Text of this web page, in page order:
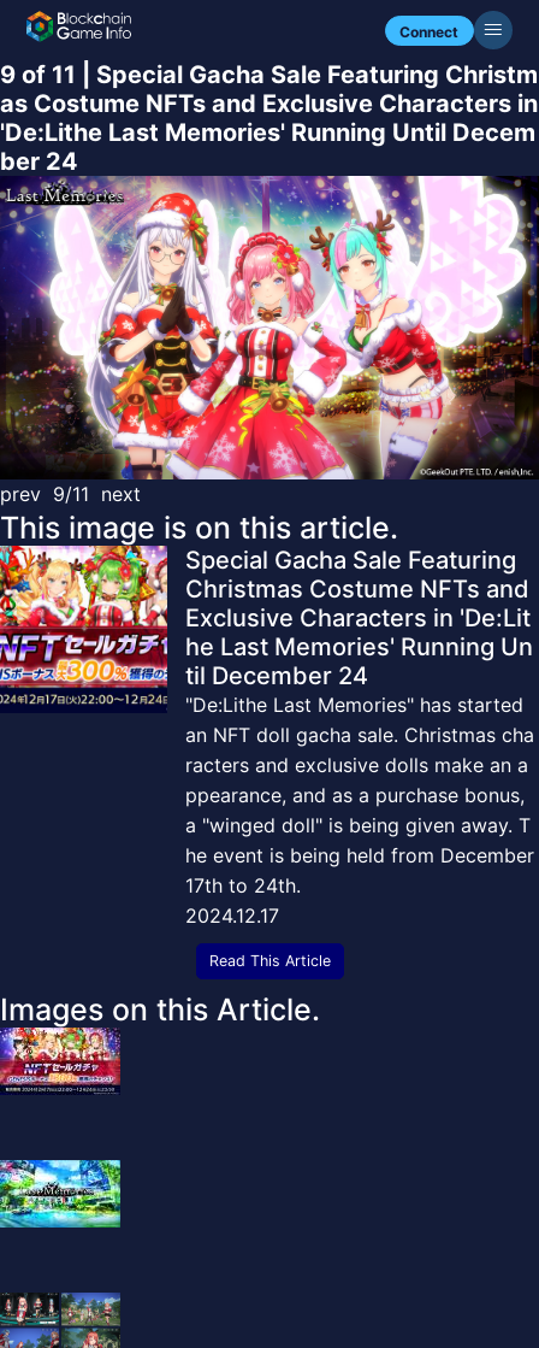
Connect
9 of 11 | Special Gacha Sale Featuring Christm
as Costume NFTs and Exclusive Characters in
'De:Lithe Last Memories' Running Until Decem
ber 24
prev 9/11 next
This image is on this article.
Special Gacha Sale Featuring
Christmas Costume NFTs and
Exclusive Characters in 'De:Lit
he Last Memories' Running Un
til December 24
"De:Lithe Last Memories" has started
an NFT doll gacha sale. Christmas cha
racters and exclusive dolls make an a
ppearance, and as a purchase bonus,
a "winged doll" is being given away. T
he event is being held from December
17th to 24th.
2024.12.17
Read This Article
Images on this Article.